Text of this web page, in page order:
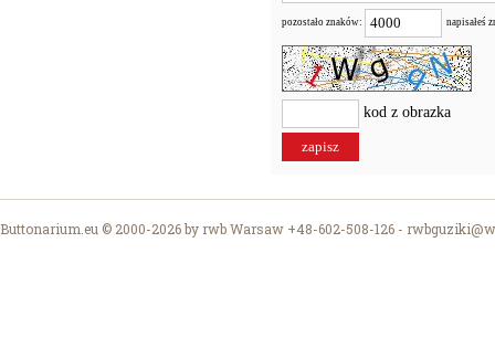
pozostało znaków: napisałeś
kod z obrazka
Buttonarium.eu © 2000-2026 by rwb Warsaw +48-602-508-126 -